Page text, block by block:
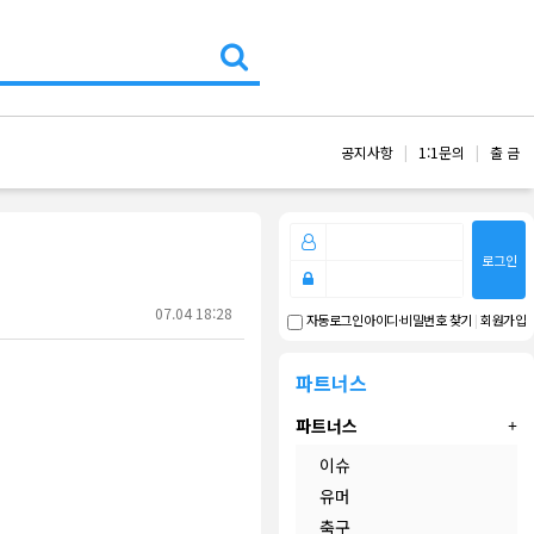
공지사항 1:1문의 출 금
07.04 18:28
로그인
자동로그인아이디·비밀번호 찾기 |회원가입
파트너스
파트너스
이슈
유머
축구